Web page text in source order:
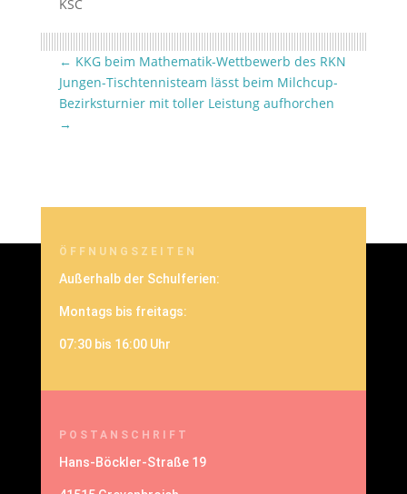
KSC
← KKG beim Mathematik-Wettbewerb des RKN
Jungen-Tischtennisteam lässt beim Milchcup-
Bezirksturnier mit toller Leistung aufhorchen
→
ÖFFNUNGSZEITEN
Außerhalb der Schulferien:
Montags bis freitags:
07:30 bis 16:00 Uhr
POSTANSCHRIFT
Hans-Böckler-Straße 19